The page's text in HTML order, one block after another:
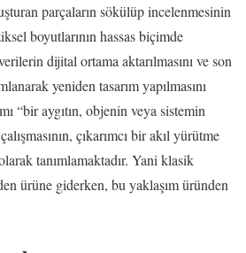
parçaların sökülüp incelenmesinin
boyutlarının hassas biçimde
dijital ortama aktarılmasını ve son
yeniden tasarım yapılmasını
“bir aygıtın, objenin veya sistemin
çıkarımcı bir akıl yürütme
tanımlamaktadır. Yani klasik
ürüne giderken, bu yaklaşım üründen